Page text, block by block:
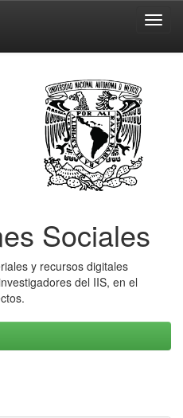
Sociales
y recursos digitales
del IIS, en el